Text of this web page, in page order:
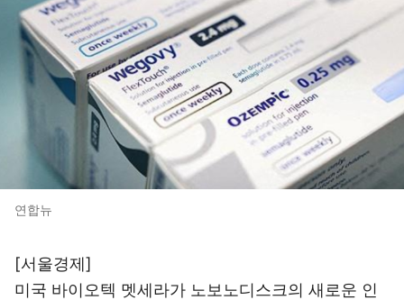
연합뉴
[서울경제]
미국 바이오텍 멧세라가 노보노디스크의 새로운 인